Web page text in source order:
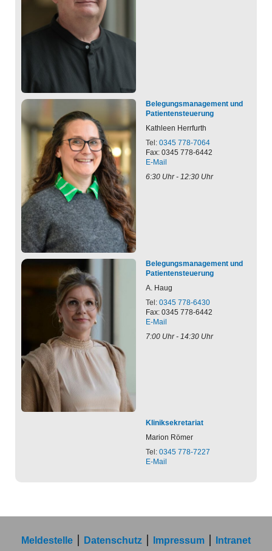
Belegungsmanagement und
Patientensteuerung
Kathleen Herrfurth
Tel: 0345 778-7064
Fax: 0345 778-6442
E-Mail
6:30 Uhr - 12:30 Uhr
Belegungsmanagement und
Patientensteuerung
A. Haug
Tel: 0345 778-6430
Fax: 0345 778-6442
E-Mail
7:00 Uhr - 14:30 Uhr
Kliniksekretariat
Marion Römer
Tel: 0345 778-7227
E-Mail
Meldestelle Datenschutz Impressum
Intranet